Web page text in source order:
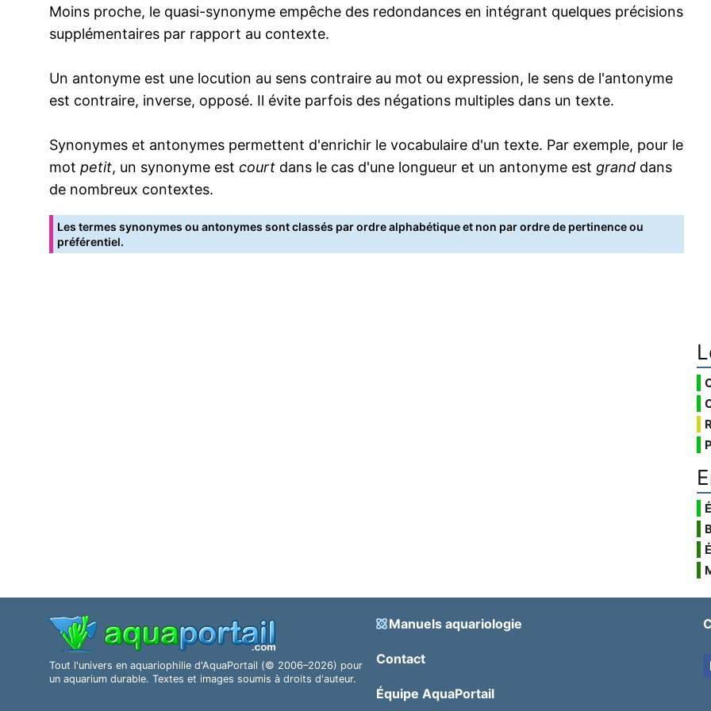
Moins proche, le quasi-synonyme empêche des redondances en intégrant quelques précisions
supplémentaires par rapport au contexte.
Un antonyme est une locution au sens contraire au mot ou expression, le sens de l'antonyme
est contraire, inverse, opposé. Il évite parfois des négations multiples dans un texte.
Synonymes et antonymes permettent d'enrichir le vocabulaire d'un texte. Par exemple, pour le
mot petit, un synonyme est court dans le cas d'une longueur et un antonyme est grand dans
de nombreux contextes.
Les termes synonymes ou antonymes sont classés par ordre alphabétique et non par ordre de pertinence ou
préférentiel.
Tout l'univers en aquariophilie d'AquaPortail (© 2006–2026) pour
un aquarium durable. Textes et images soumis à droits d'auteur.
Manuels aquariologie
Contact
Équipe AquaPortail